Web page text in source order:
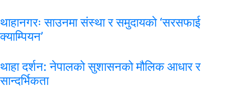
थाहानगरः साउनमा संस्था र समुदायको ‘सरसफाई
क्याम्पियन’
थाहा दर्शन: नेपालको सुशासनको मौलिक आधार र
सान्दर्भिकता